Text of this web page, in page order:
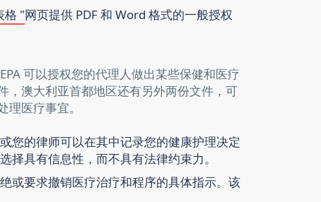
格 "网页提供 PDF 和 Word 格式的一般授权
可以授权您的代理人做出某些保健和医疗
，澳大利亚首都地区还有另外两份文件，可
医疗事宜。
或您的律师可以在其中记录您的健康护理决定
择具有信息性，而不具有法律约束力。
或要求撤销医疗治疗和程序的具体指示。该